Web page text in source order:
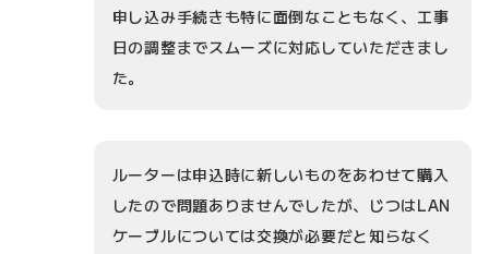
申し込み手続きも特に面倒なこともなく、工事
日の調整までスムーズに対応していただきまし
た。
ルーターは申込時に新しいものをあわせて購入
したので問題ありませんでしたが、じつはLAN
ケーブルについては交換が必要だと知らなく